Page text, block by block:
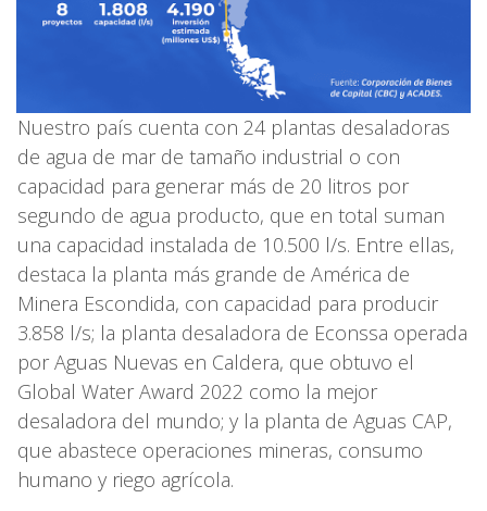
Nuestro país cuenta con 24 plantas desaladoras
de agua de mar de tamaño industrial o con
capacidad para generar más de 20 litros por
segundo de agua producto, que en total suman
una capacidad instalada de 10.500 l/s. Entre ellas,
destaca la planta más grande de América de
Minera Escondida, con capacidad para producir
3.858 l/s; la planta desaladora de Econssa operada
por Aguas Nuevas en Caldera, que obtuvo el
Global Water Award 2022 como la mejor
desaladora del mundo; y la planta de Aguas CAP,
que abastece operaciones mineras, consumo
humano y riego agrícola.